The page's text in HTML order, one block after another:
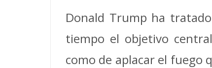
Donald Trump ha
tiempo el objetivo
como de aplacar el fuego